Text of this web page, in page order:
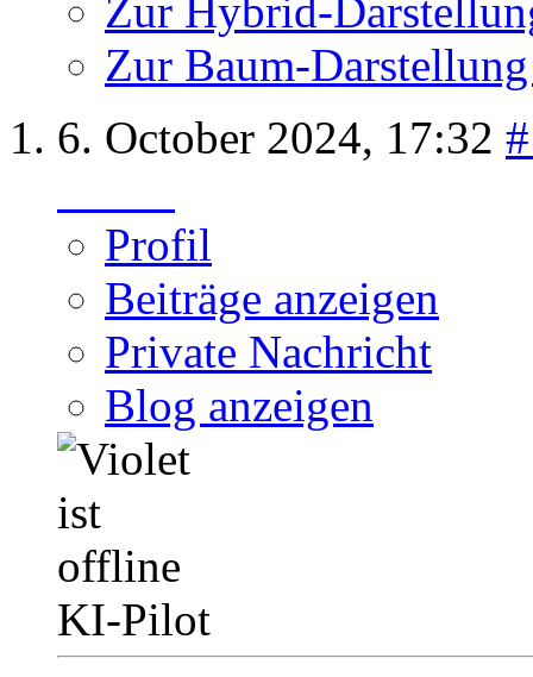
Zur Hybrid-
Zur Baum-
6. October 2024, 17:32
Profil
Beiträge anzeigen
Private Nachricht
Blog anzeigen
KI-Pilot